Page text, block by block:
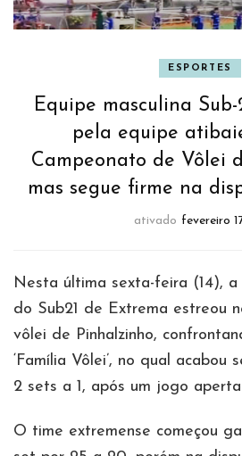
ESPORTES
Equipe masculina
pela equipe
Campeonato de Vôlei
mas segue firme na
ativado fevereiro
Nesta última sexta-feira (14), a
do Sub21 de Extrema estreou
vôlei de Pinhalzinho,
‘Família Vôlei’, no qual
2 sets a 1, após um jogo
O time extremense começou